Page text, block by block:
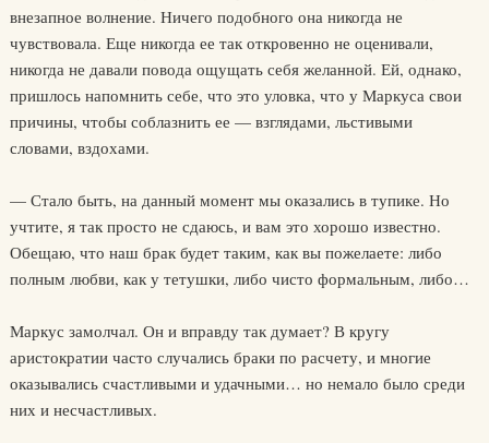
внезапное волнение. Ничего подобного она никогда не
чувствовала. Еще никогда ее так откровенно не оценивали,
никогда не давали повода ощущать себя желанной. Ей, однако,
пришлось напомнить себе, что это уловка, что у Маркуса свои
причины, чтобы соблазнить ее — взглядами, льстивыми
словами, вздохами.
— Стало быть, на данный момент мы оказались в тупике. Но
учтите, я так просто не сдаюсь, и вам это хорошо известно.
Обещаю, что наш брак будет таким, как вы пожелаете: либо
полным любви, как у тетушки, либо чисто формальным, либо…
Маркус замолчал. Он и вправду так думает? В кругу
аристократии часто случались браки по расчету, и многие
оказывались счастливыми и удачными… но немало было среди
них и несчастливых.